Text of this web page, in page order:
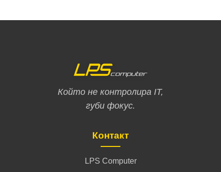
Който не контролира IT,
губи фокус.
Контакт
LPS Computer